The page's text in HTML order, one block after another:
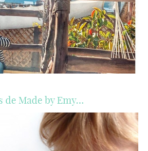
de Made by Emy…